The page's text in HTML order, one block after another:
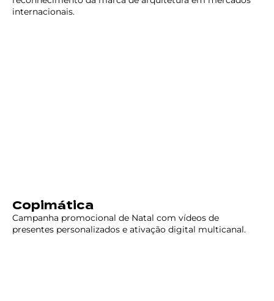
internacionais.
Copimática
Campanha promocional de Natal com vídeos de
presentes personalizados e ativação digital multicanal.